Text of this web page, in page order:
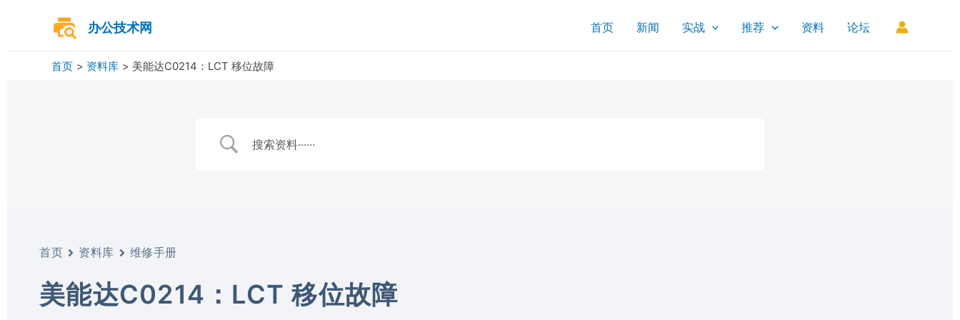
办公技术网 首页 新闻 实战 推荐 资料 论坛
首页 资料库 美能达C0214：LCT 移位故障
首页 资料库 维修手册
美能达C0214：LCT 移位故障